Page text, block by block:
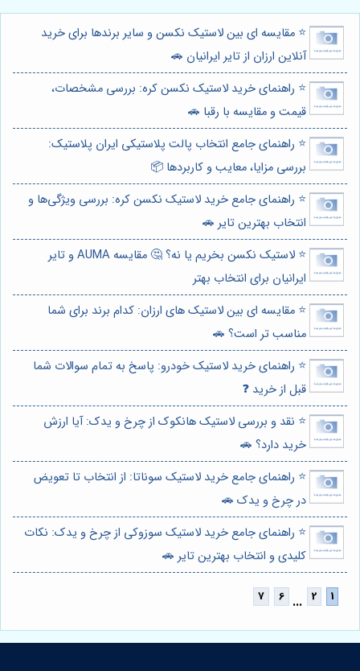
⭐️ مقایسه ای بین لاستیک نکسن و سایر برندها برای خرید
آنلاین ارزان از تایر ایرانیان 🚗
⭐️ راهنمای خرید لاستیک نکسن کره: بررسی مشخصات،
قیمت و مقایسه با رقبا 🚗
⭐️ راهنمای جامع انتخاب پالت پلاستیکی ایران پلاستیک:
بررسی مزایا، معایب و کاربردها 📦
⭐️ راهنمای جامع خرید لاستیک نکسن کره: بررسی ویژگی‌ها و
انتخاب بهترین تایر 🚗
⭐️ لاستیک نکسن بخریم یا نه؟ 🤔 مقایسه AUMA و تایر
ایرانیان برای انتخاب بهتر
⭐️ مقایسه ای بین لاستیک های ارزان: کدام برند برای شما
مناسب تر است؟ 🚗
⭐️ راهنمای خرید لاستیک خودرو: پاسخ به تمام سوالات شما
قبل از خرید ❓
⭐️ نقد و بررسی لاستیک هانکوک از چرخ و یدک: آیا ارزش
خرید دارد؟ 🚗
⭐️ راهنمای جامع خرید لاستیک سوناتا: از انتخاب تا تعویض
در چرخ و یدک 🚗
⭐️ راهنمای جامع خرید لاستیک سوزوکی از چرخ و یدک: نکات
کلیدی و انتخاب بهترین تایر 🚗
...